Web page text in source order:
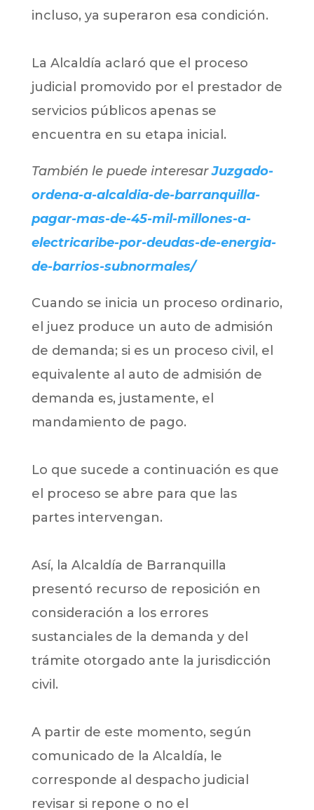
incluso, ya superaron esa condición.
La Alcaldía aclaró que el proceso
judicial promovido por el prestador de
servicios públicos apenas se
encuentra en su etapa inicial.
También le puede interesarJuzgado-
ordena-a-alcaldia-de-barranquilla-
pagar-mas-de-45-mil-millones-a-
electricaribe-por-deudas-de-energia-
de-barrios-subnormales/
Cuando se inicia un proceso ordinario,
el juez produce un auto de admisión
de demanda; si es un proceso civil, el
equivalente al auto de admisión de
demanda es, justamente, el
mandamiento de pago.
Lo que sucede a continuación es que
el proceso se abre para que las
partes intervengan.
Así, la Alcaldía de Barranquilla
presentó recurso de reposición en
consideración a los errores
sustanciales de la demanda y del
trámite otorgado ante la jurisdicción
civil.
A partir de este momento, según
comunicado de la Alcaldía, le
corresponde al despacho judicial
revisar si repone o no el